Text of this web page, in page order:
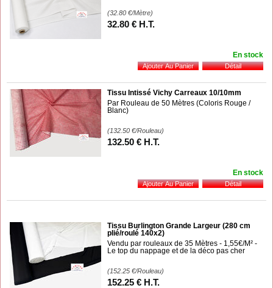
(32.80 €/Mètre)
32.80 € H.T.
En stock
Tissu Intissé Vichy Carreaux 10/10mm
Par Rouleau de 50 Mètres (Coloris Rouge /
Blanc)
(132.50 €/Rouleau)
132.50 € H.T.
En stock
Tissu Burlington Grande Largeur (280 cm
plié/roulé 140x2)
Vendu par rouleaux de 35 Mètres - 1,55€/M² -
Le top du nappage et de la déco pas cher
(152.25 €/Rouleau)
152.25 € H.T.